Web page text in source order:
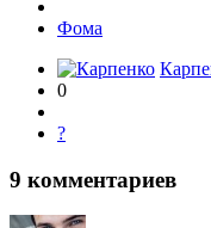
Фома
0
?
9 комментариев